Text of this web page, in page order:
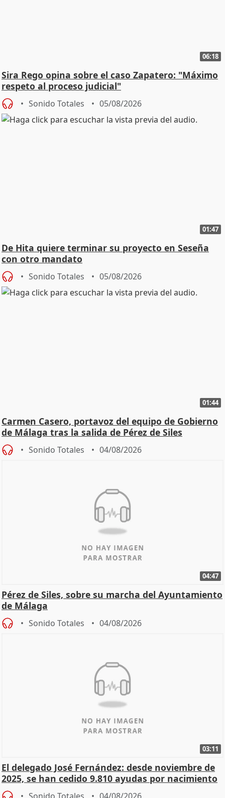
06:18
Sira Rego opina sobre el caso Zapatero: "Máximo
respeto al proceso judicial"
Sonido Totales 05/08/2026
01:47
De Hita quiere terminar su proyecto en Seseña
con otro mandato
Sonido Totales 05/08/2026
01:44
Carmen Casero, portavoz del equipo de Gobierno
de Málaga tras la salida de Pérez de Siles
Sonido Totales 04/08/2026
04:47
Pérez de Siles, sobre su marcha del Ayuntamiento
de Málaga
Sonido Totales 04/08/2026
03:11
El delegado José Fernández: desde noviembre de
2025, se han cedido 9.810 ayudas por nacimiento